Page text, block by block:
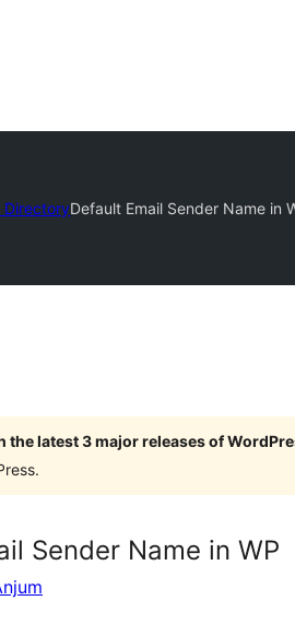
DirectoryDefault Email Sender Name in
the latest 3 major releases of
Sender Name in WP